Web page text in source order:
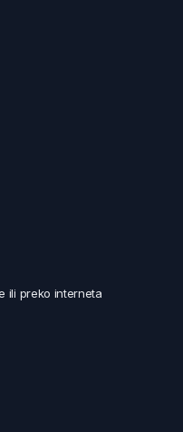
ili preko interneta